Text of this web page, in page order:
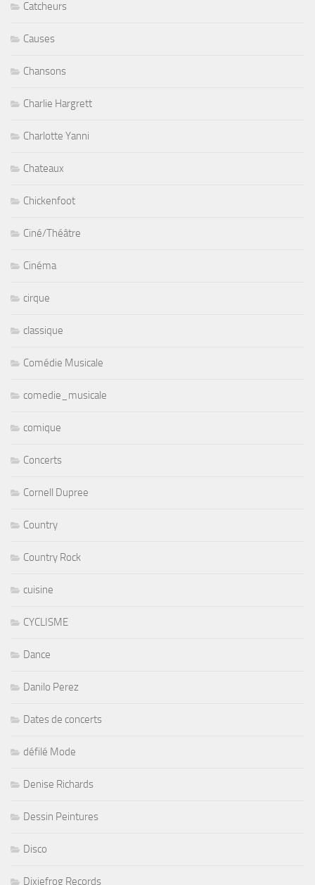
Catcheurs
Causes
Chansons
Charlie Hargrett
Charlotte Yanni
Chateaux
Chickenfoot
Ciné/Théâtre
Cinéma
cirque
classique
Comédie Musicale
comedie_musicale
comique
Concerts
Cornell Dupree
Country
Country Rock
cuisine
CYCLISME
Dance
Danilo Perez
Dates de concerts
défilé Mode
Denise Richards
Dessin Peintures
Disco
Dixiefrog Records